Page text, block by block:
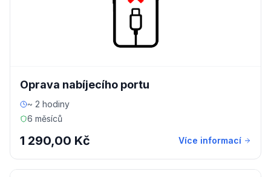
Oprava nabíjecího portu
~ 2 hodiny
6 měsíců
1 290,00 Kč Více informací